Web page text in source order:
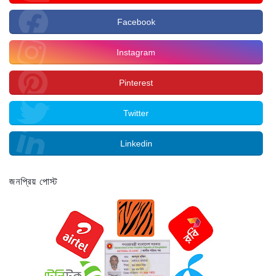
Facebook
Instagram
Pinterest
Twitter
Linkedin
জনপ্রিয় পোস্ট